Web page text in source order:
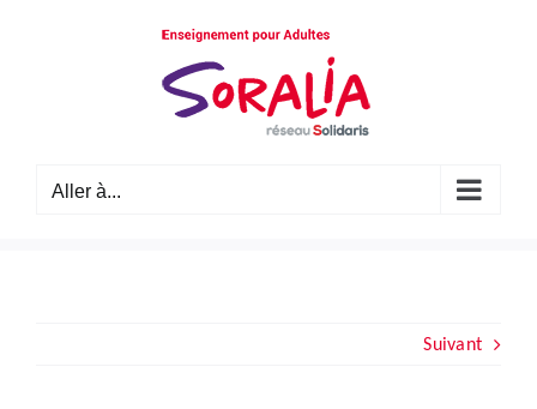
Aller à...
Suivant